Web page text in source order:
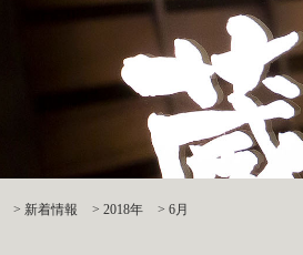
> 新着情報 > 2018年 > 6月